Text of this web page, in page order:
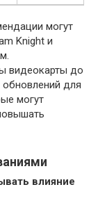
могут
Knight и
видеокарты до
для
могут
влияние